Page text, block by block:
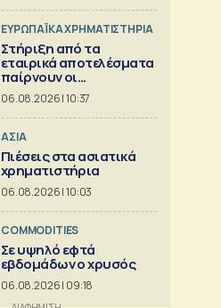
ΕΥΡΩΠΑΪΚΑ ΧΡΗΜΑΤΙΣΤΗΡΙΑ
Στήριξη από τα
εταιρικά αποτελέσματα
παίρνουν οι
ευρωαγορές
06.08.2026 | 10:37
ΑΣΙΑ
Πιέσεις στα ασιατικά
χρηματιστήρια
06.08.2026 | 10:03
COMMODITIES
Σε υψηλό εφτά
εβδομάδων ο χρυσός
06.08.2026 | 09:18